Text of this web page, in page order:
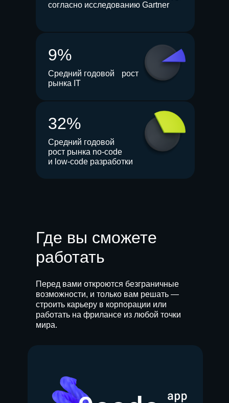
9%
32%
согласно исследованию Gartner
Средний годовой рост
рынка IT
Средний годовой
рост рынка no-code
и low-code разработки
Где вы сможете
работать
Перед вами откроются безграничные
возможности, и только вам решать —
строить карьеру в корпорации или
работать на фрилансе из любой точки
мира.